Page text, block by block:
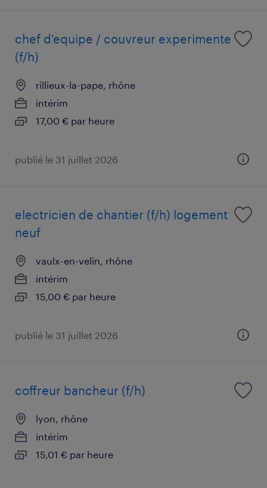
chef d'equipe / couvreur experimente
(f/h)
rillieux-la-pape, rhône
intérim
17,00 € par heure
publié le 31 juillet 2026
electricien de chantier (f/h) logement
neuf
vaulx-en-velin, rhône
intérim
15,00 € par heure
publié le 31 juillet 2026
coffreur bancheur (f/h)
lyon, rhône
intérim
15,01 € par heure